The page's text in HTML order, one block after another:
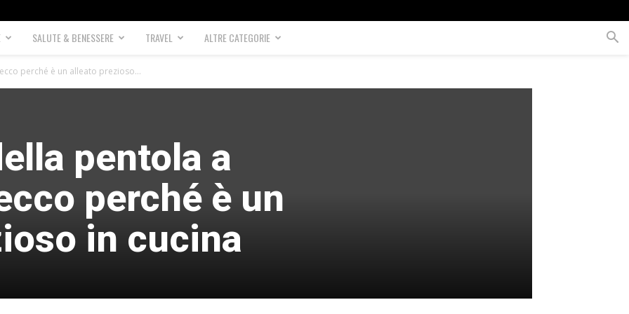
SALUTE & BENESSERE TRAVEL ALTRE CATEGORIE
perché è un alleato prezioso...
pentola a
perché è un
in cucina